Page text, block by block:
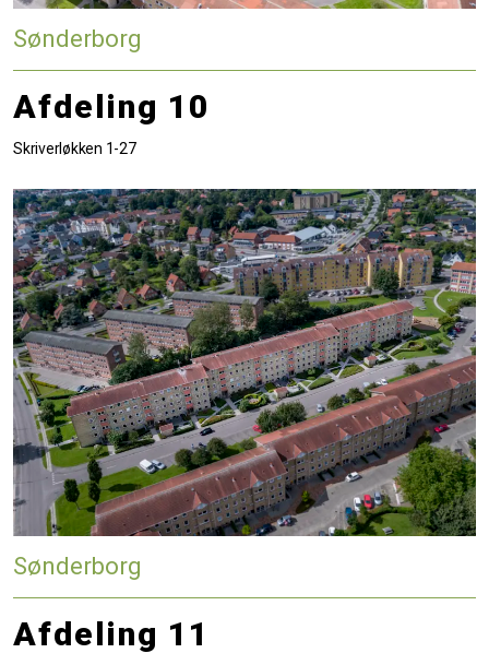
Sønderborg
Afdeling 10
Skriverløkken 1-27
Sønderborg
Afdeling 11